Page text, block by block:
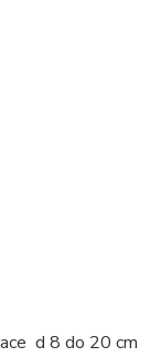
d 8 do 20 cm